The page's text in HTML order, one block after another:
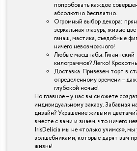
попробовать каждое
абсолютно бесплатно.
Огромный выбор декора:
зеркальная глазурь, живые
ганаш, мастика, съедобные
ничего невозможного!
Любые масштабы. Гигантский
килограммов? Легко!
Доставка. Привезем торт в
определенному времени –
глубокой ночью!
Но главное – у нас вы сможете
индивидуальному заказу. Забавная
дизайн? Украшение живыми
вместе с вами и знаем, что ничего
IrisDelicia мы не «только учимся», мы
волшебниками, которые дарят вам
жизнь!